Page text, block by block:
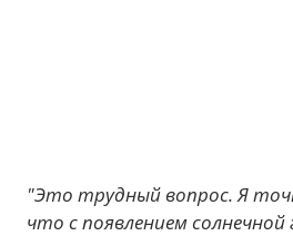
"Это трудный вопрос. Я
что с появлением солнечной